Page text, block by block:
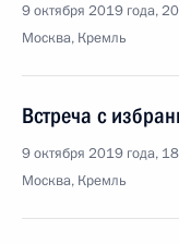
9 октября 2019 года,
Москва, Кремль
Встреча с
9 октября 2019 года,
Москва, Кремль